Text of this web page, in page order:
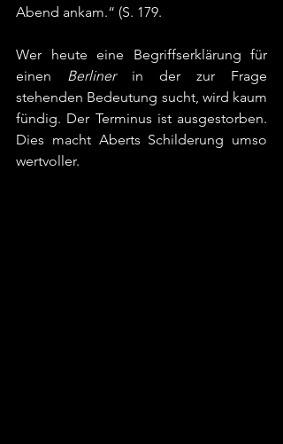
Abend ankam.“ (S. 179.
Wer heute eine Begriffserklärung für
einen Berliner in der zur Frage
stehenden Bedeutung sucht, wird kaum
fündig. Der Terminus ist ausgestorben.
Dies macht Aberts Schilderung umso
wertvoller.